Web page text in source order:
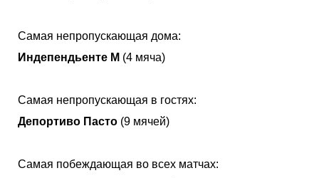
Самая непропускающая дома:
Индепендьенте М (4 мяча)
Самая непропускающая в гостях:
Депортиво Пасто (9 мячей)
Самая побеждающая во всех матчах: